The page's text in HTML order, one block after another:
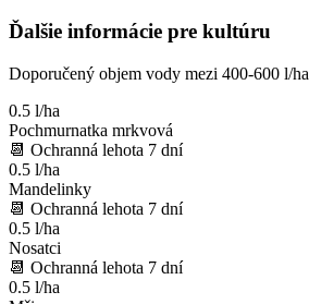
Ďalšie informácie pre kultúru
Doporučený objem vody mezi 400-600 l/ha
0.5 l/ha
Pochmurnatka mrkvová
📆 Ochranná lehota 7 dní
0.5 l/ha
Mandelinky
📆 Ochranná lehota 7 dní
0.5 l/ha
Nosatci
📆 Ochranná lehota 7 dní
0.5 l/ha